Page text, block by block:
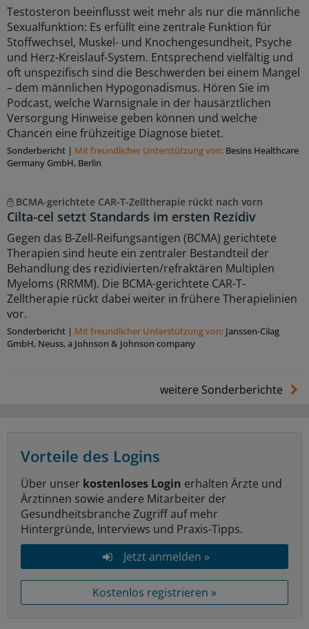
Testosteron beeinflusst weit mehr als nur die männliche
Sexualfunktion: Es erfüllt eine zentrale Funktion für
Stoffwechsel, Muskel- und Knochengesundheit, Psyche
und Herz-Kreislauf-System. Entsprechend vielfältig und
oft unspezifisch sind die Beschwerden bei einem Mangel
– dem männlichen Hypogonadismus. Hören Sie im
Podcast, welche Warnsignale in der hausärztlichen
Versorgung Hinweise geben können und welche
Chancen eine frühzeitige Diagnose bietet.
Sonderbericht | Mit freundlicher Unterstützung von: Besins Healthcare
Germany GmbH, Berlin
BCMA-gerichtete CAR-T-Zelltherapie rückt nach vorn
Cilta-cel setzt Standards im ersten Rezidiv
Gegen das B-Zell-Reifungsantigen (BCMA) gerichtete
Therapien sind heute ein zentraler Bestandteil der
Behandlung des rezidivierten/refraktären Multiplen
Myeloms (RRMM). Die BCMA-gerichtete CAR-T-
Zelltherapie rückt dabei weiter in frühere Therapielinien
vor.
Sonderbericht | Mit freundlicher Unterstützung von: Janssen-Cilag
GmbH, Neuss, a Johnson & Johnson company
weitere Sonderberichte
Vorteile des Logins
Über unser kostenloses Login erhalten Ärzte und
Ärztinnen sowie andere Mitarbeiter der
Gesundheitsbranche Zugriff auf mehr
Hintergründe, Interviews und Praxis-Tipps.
Jetzt anmelden »
Kostenlos registrieren »